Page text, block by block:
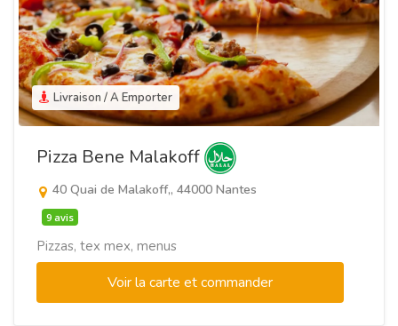
Livraison / A Emporter
Pizza Bene Malakoff
40 Quai de Malakoff,, 44000 Nantes
9 avis
Pizzas, tex mex, menus
Voir la carte et commander